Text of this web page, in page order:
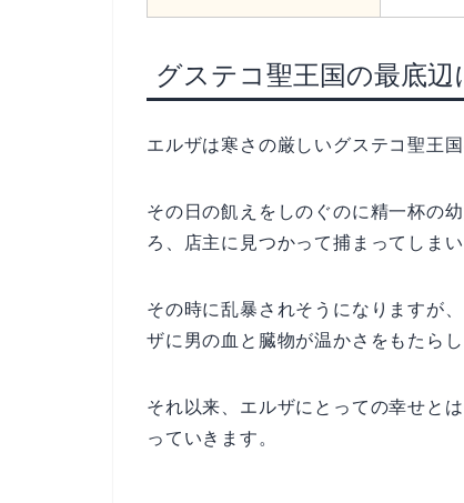
グステコ聖王国の最底辺
エルザは寒さの厳しいグステコ聖王
その日の飢えをしのぐのに精一杯の
ろ、店主に見つかって捕まってしまい
その時に乱暴されそうになりますが
ザに男の血と臓物が温かさをもたらし
それ以来、エルザにとっての幸せと
っていきます。